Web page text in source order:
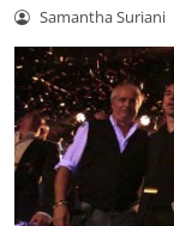
Samantha Suriani